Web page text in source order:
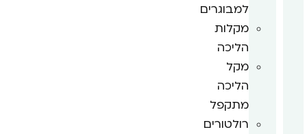
למבוגרים
מקלות
הליכה
מקל
הליכה
מתקפל
רולטורים